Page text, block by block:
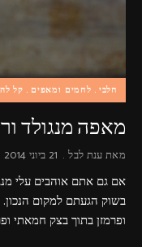
חלבי לחמים ומאפים קל
מאפה מנגולד
מאתענת לבל 21 ביוני 2014
בשוק הגעתם למקום
ופרמזן בתוך בצק חמאתי